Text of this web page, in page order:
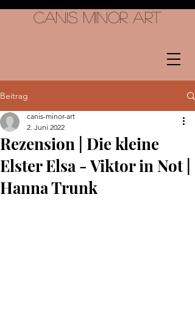
Canis Minor Art
Beitrag
Rezension | Die kleine
Elster Elsa - Viktor in Not |
Hanna Trunk
canis-minor-art
2. Juni 2022